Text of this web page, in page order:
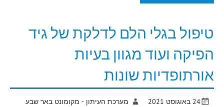
טיפול בגלי הלם לדלקת של גיד
הפיקה ועוד מגוון בעיות
אורתופדיות שונות
24 באוגוסט 2021
מערכת העיתון - מקומונט באר שבע